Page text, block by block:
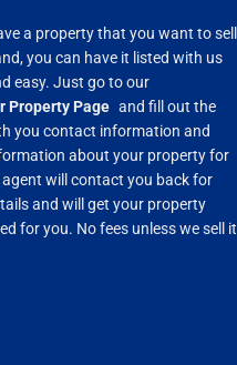
a property that you want to sell
you can have it listed with us
easy. Just go to our
Property Page and fill out the
you contact information and
about your property for
agent will contact you back for
and will get your property
for you. No fees unless we sell it